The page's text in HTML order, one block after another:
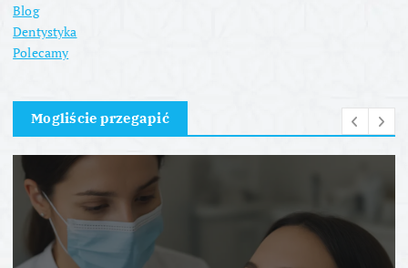
Blog
Dentystyka
Polecamy
Mogliście przegapić